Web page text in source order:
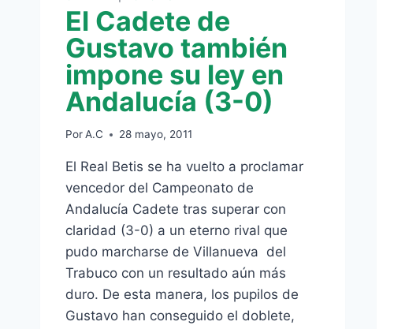
El Cadete de
Gustavo también
impone su ley en
Andalucía (3-0)
PorA.C 28 mayo, 2011
El Real Betis se ha vuelto a proclamar
vencedor del Campeonato de
Andalucía Cadete tras superar con
claridad (3-0) a un eterno rival que
pudo marcharse de Villanueva del
Trabuco con un resultado aún más
duro. De esta manera, los pupilos de
Gustavo han conseguido el doblete,